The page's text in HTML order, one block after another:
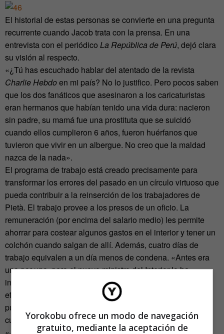
El historial de estas personas se convierte en una pregunta
recurrente cuando Jacob trata con la prensa. En una
entrevista con el periódico La República de Perú, dejó clara
su visión al respecto.
«¿Tú has escuchado hablar del atentado de la revista
Charlie Hebdoen mi país? No lo justifico. Pero pocos saben
que los dos fanáticos que asesinaron a los caricaturistas
eran hermanos que habían tenido una vida dura: nacieron
sin padre, su mamá fue una prostituta que se suicidó
cuando ellos cumplieron 6 años, fueron huérfanos que
tuvieron que vivir en un albergue. No creo que la maldad
nazca de la nada».
El programa de trabajo está creado precisamente para
transformar los errores del pasado en un círculo virtuoso que
pueda contribuir a la reinserción de los trabajadores de
Pietà. El trabajo provee a los presos de un oficio. La
remuneración (por encima del salario medio) les permite
ahorrar para costear algunos gastos en el interior y tener un
colchón cuando salgan de allí. Además, cuatro días de
trabajo equivalen a un día menos de condena. «Antes era
uno por uno, pero el nuevo ministro del Interior lo ha
incrementado», dice Jacob, enfrentado en persona a los
efectos de una justicia muchas veces arbitraria. La marca
puede, incluso, convertirse en un lugar de oportunidades
cuando son liberados de los correccionales.
Yorokobu ofrece un modo de navegación
gratuito, mediante la aceptación de